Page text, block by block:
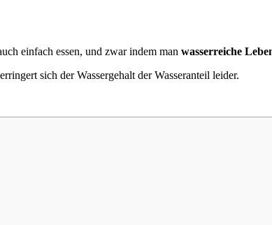
einfach essen, und zwar indem man wasserreiche
sich der Wassergehalt der Wasseranteil leider.